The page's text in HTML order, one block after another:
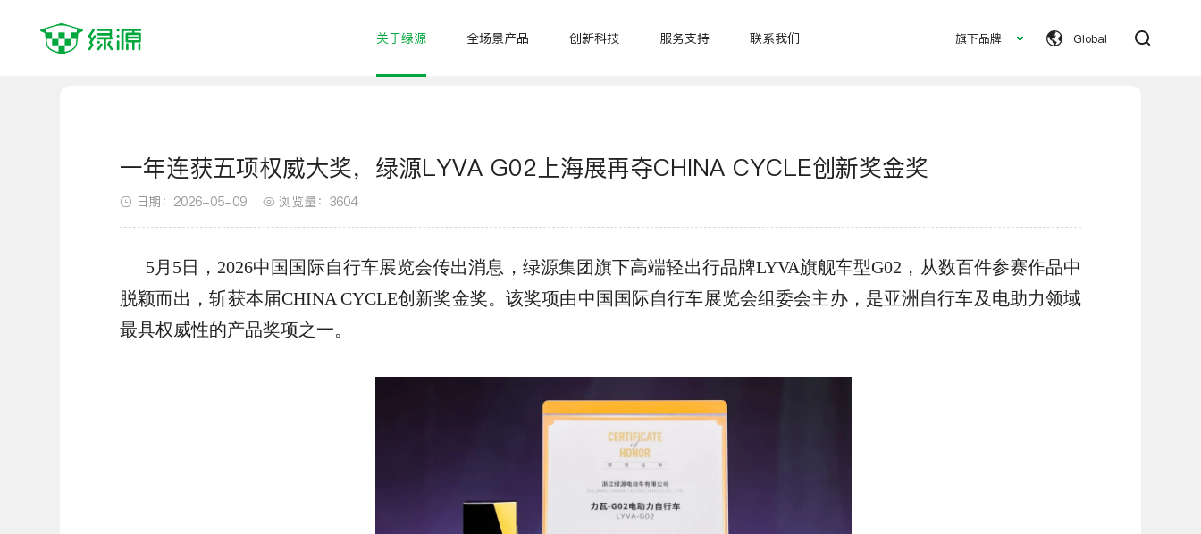
关于绿源 全场景产品
S系列
F系列
S75 S70-PRO
创新科技 服务支持 联系我们 旗下品牌 Global
首页 认识绿源
一年连获五项权威大奖，绿源LYVA G02上海展再夺CHINA CYCLE创新奖金奖
日期：2026-05-09 浏览量：3604
5月5日，2026中国国际自行车展览会传出消息，绿源集团旗下高端轻出行品牌LYVA旗舰车型G02，从数百件参赛作品中
脱颖而出，斩获本届CHINA CYCLE创新奖金奖。该奖项由中国国际自行车展览会组委会主办，是亚洲自行车及电助力领域
最具权威性的产品奖项之一。